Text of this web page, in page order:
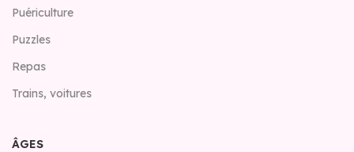
Puériculture
Puzzles
Repas
Trains, voitures
ÂGES